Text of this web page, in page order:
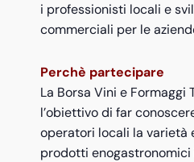
i professionisti locali e
commerciali per le
Perchè partecipare
La Borsa Vini e Formaggi
l’obiettivo di far
operatori locali la varietà
prodotti